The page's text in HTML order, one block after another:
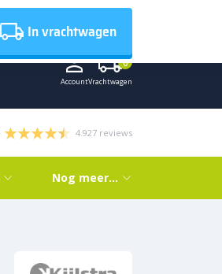
AccountVrachtwagen
0
4.927 reviews
Nog meer…
In vrachtwagen